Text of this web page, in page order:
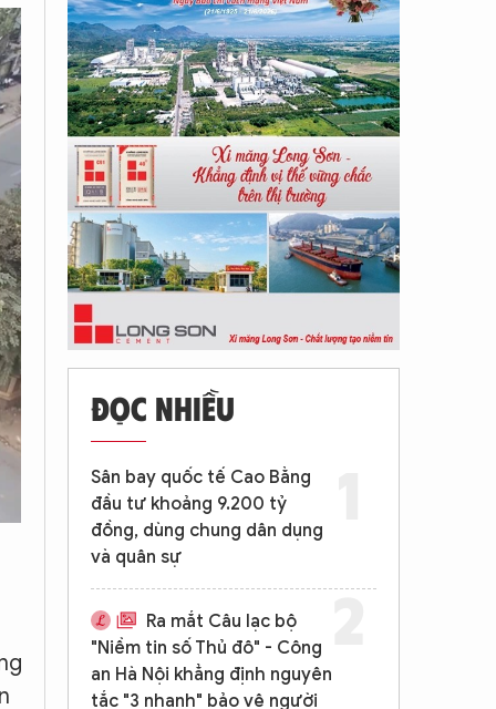
ĐỌC NHIỀU
Sân bay quốc tế Cao Bằng
đầu tư khoảng 9.200 tỷ
đồng, dùng chung dân dụng
và quân sự
Ra mắt Câu lạc bộ
"Niềm tin số Thủ đô" - Công
an Hà Nội khẳng định nguyên
tắc "3 nhanh" bảo vệ người